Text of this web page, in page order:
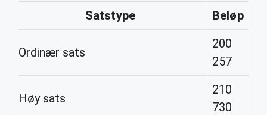
Satstype
Beløp
Ordinær sats
200
257
Høy sats
210
730